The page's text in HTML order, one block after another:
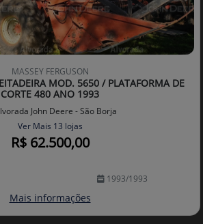
MASSEY FERGUSON
MOD. 5650 / PLATAFORMA DE
CORTE 480 ANO 1993
John Deere - São Borja
Ver Mais 13 lojas
R$ 62.500,00
1993/1993
Mais informações